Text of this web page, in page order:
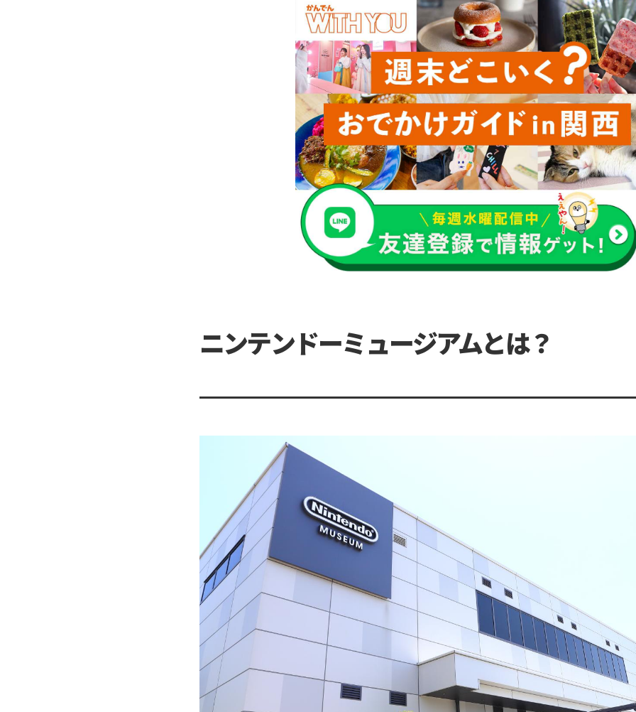
ニンテンドーミュージアムとは？